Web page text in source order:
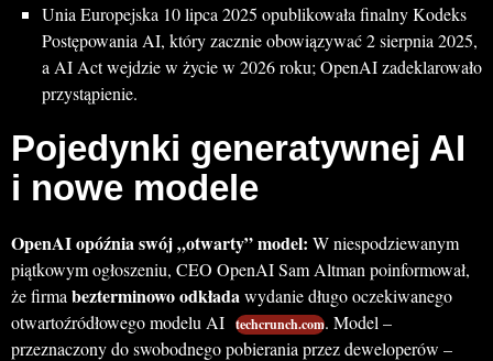
Unia Europejska 10 lipca 2025 opublikowała finalny Kodeks
Postępowania AI, który zacznie obowiązywać 2 sierpnia 2025,
a AI Act wejdzie w życie w 2026 roku; OpenAI zadeklarowało
przystąpienie.
Pojedynki generatywnej AI
i nowe modele
OpenAI opóźnia swój „otwarty” model: W niespodziewanym
piątkowym ogłoszeniu, CEO OpenAI Sam Altman poinformował,
że firma bezterminowo odkładawydanie długo oczekiwanego
otwartoźródłowego modelu AI techcrunch.com. Model –
przeznaczony do swobodnego pobierania przez deweloperów –